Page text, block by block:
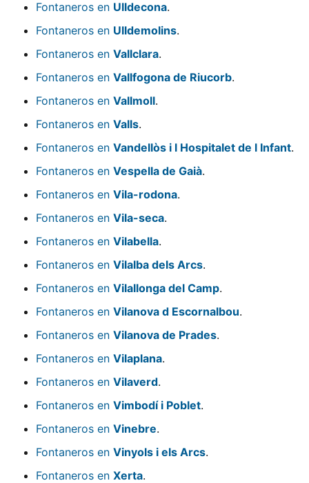
Fontaneros en Ulldecona.
Fontaneros en Ulldemolins.
Fontaneros en Vallclara.
Fontaneros en Vallfogona de Riucorb.
Fontaneros en Vallmoll.
Fontaneros en Valls.
Fontaneros en Vandellòs i l Hospitalet de l Infant.
Fontaneros en Vespella de Gaià.
Fontaneros en Vila-rodona.
Fontaneros en Vila-seca.
Fontaneros en Vilabella.
Fontaneros en Vilalba dels Arcs.
Fontaneros en Vilallonga del Camp.
Fontaneros en Vilanova d Escornalbou.
Fontaneros en Vilanova de Prades.
Fontaneros en Vilaplana.
Fontaneros en Vilaverd.
Fontaneros en Vimbodí i Poblet.
Fontaneros en Vinebre.
Fontaneros en Vinyols i els Arcs.
Fontaneros en Xerta.